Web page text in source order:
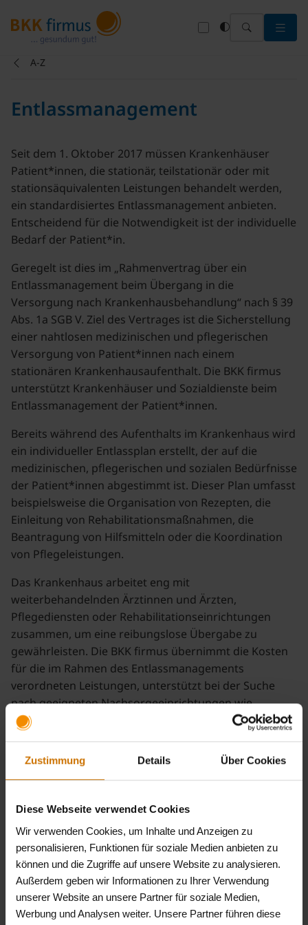
Zustimmung Details Über Cookies
Diese Webseite verwendet Cookies
Wir verwenden Cookies, um Inhalte und Anzeigen zu
personalisieren, Funktionen für soziale Medien anbieten zu
können und die Zugriffe auf unsere Website zu analysieren.
Außerdem geben wir Informationen zu Ihrer Verwendung
unserer Website an unsere Partner für soziale Medien,
Werbung und Analysen weiter. Unsere Partner führen diese
A-Z
Entlassmanagement
Seit dem 1. Oktober 2017 müssen Krankenhäuser
Patient*innen, die stationär, teilstationär oder mit
stationsäquivalenten Leistungen behandelt werden,
ein standardisiertes Entlassmanagement anbieten.
Entscheidend für die Notwendigkeit ist der individuelle
Bedarf der Patient*in.
Geregelt ist dies im „Rahmenvertrag über ein
Entlassmanagement beim Übergang in die
Versorgung nach Krankenhausbehandlung“ nach § 39
Abs. 1a SGB V. Ziel des Vertrages ist die Sicherstellung
einer nahtlosen medizinischen und pflegerischen
Versorgung von Patient*innen nach einem
stationären Krankenhausaufenthalt. Die BKK firmus
unterstützt Krankenhäuser und Sozialdienste beim
Entlassmanagement der Patient*innen.
Bereits während des Aufenthalts im Krankenhaus wird
ein individueller Entlassplan erstellt, der auf die
medizinischen, pflegerischen und sozialen Bedürfnisse
der Patient*innen abgestimmt ist. Dieser Plan umfasst
beispielsweise die Organisation von Rezepten, die
Einleitung von Rehabilitationsmaßnahmen, die
Beantragung von Hilfsmitteln oder die Koordination
von Pflegeleistungen.
Das Krankenhaus arbeitet eng mit
weiterbehandelnden Ärztinnen und Ärzten,
Pflegediensten oder Rehabilitationseinrichtungen
zusammen, um eine reibungslose Übergabe zu
gewährleisten. Die BKK firmus übernimmt die Kosten
für die im Rahmen des Entlassmanagements
verordneten Leistungen, unterstützt bei der Suche
nach geeigneten Nachsorgeeinrichtungen wie
Pflegeheimen oder Rehabilitationszentren und
stationäre Rehabilitation, in beschleunigter Form.
Zudem steht die BKK firmus beratend zur Seite, etwa
Fragen zu weiteren Unterstützungsleistungen.
Wichtig ist, dass die Versicherten schriftlich in das
Entlassmanagement einwilligen, damit das
Krankenhaus relevante Informationen weitergeben
darf.